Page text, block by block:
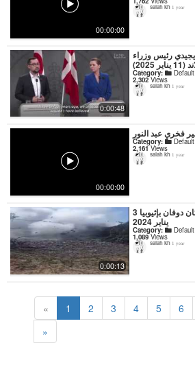
00:00:00
salah kh 1 year
0:00:48
رئيس وزراء
2025)
Category: Default
2,302Views
salah kh 1 year
00:00:00
فخري عبد النور
Category: Default
2,161Views
salah kh 1 year
0:00:13
ابخرة وطمي تنبعث من بركان دوفان بإثيوبيا 3
يناير 2024
Category: Default
1,089Views
salah kh 1 year
« 1 2 3 4 5 6
»